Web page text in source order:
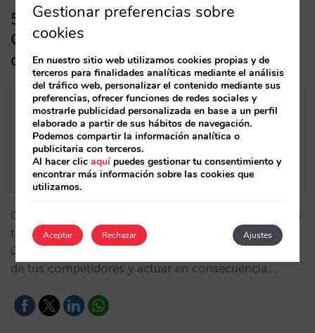
5 funcionalidades de tu perfil de
Google para mejorar tu venta directa
que no conocías
Ciertas funcionalidades disponibles gratuitamente en
tu perfil de Google Hotels son una oportunidad
única para analizar tu estrategia de distribución y la
de tus competidores y actuar en consecuencia.…
Gestionar preferencias sobre
cookies
En nuestro sitio web utilizamos cookies propias y de
terceros para finalidades analíticas mediante el análisis
del tráfico web, personalizar el contenido mediante sus
preferencias, ofrecer funciones de redes sociales y
mostrarle publicidad personalizada en base a un perfil
elaborado a partir de sus hábitos de navegación.
Podemos compartir la información analítica o
publicitaria con terceros.
Al hacer clicaquípuedes gestionar tu consentimiento y
encontrar más información sobre las cookies que
utilizamos.
Aceptar Ajustes
Rechazar